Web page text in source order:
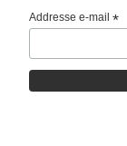
Addresse e-mail*